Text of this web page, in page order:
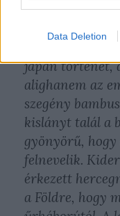
Data Deletion
szövegíráshoz
ami nemcsak
japán történet,
alighanem az
szegény
kislányt talál a
gyönyörű, hogy
felnevelik.
érkezett
a Földre, hogy